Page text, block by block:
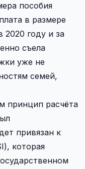
пособия
в размере
2020 году и за
съела
уже не
семей,
принцип расчёта
привязан к
которая